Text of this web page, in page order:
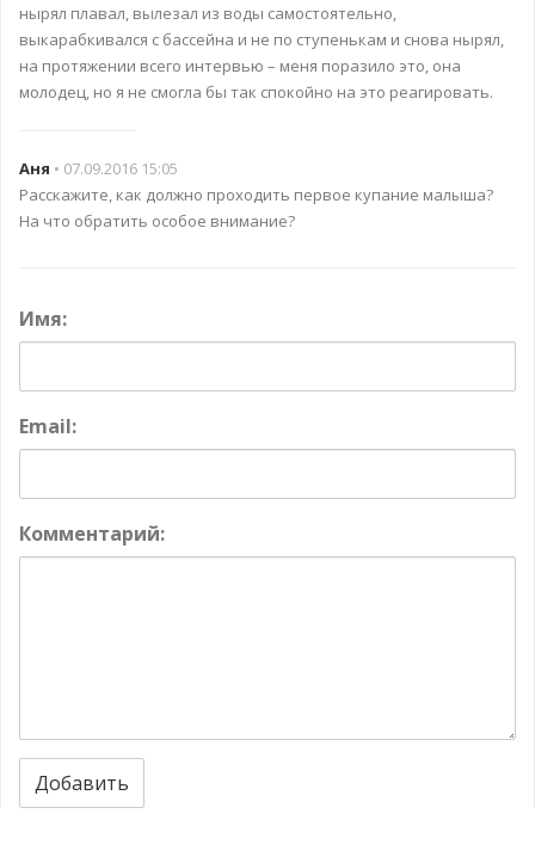
нырял плавал, вылезал из воды самостоятельно,
выкарабкивался с бассейна и не по ступенькам и снова нырял,
на протяжении всего интервью – меня поразило это, она
молодец, но я не смогла бы так спокойно на это реагировать.
Аня • 07.09.2016 15:05
Расскажите, как должно проходить первое купание малыша?
На что обратить особое внимание?
Имя:
Email:
Комментарий:
Добавить